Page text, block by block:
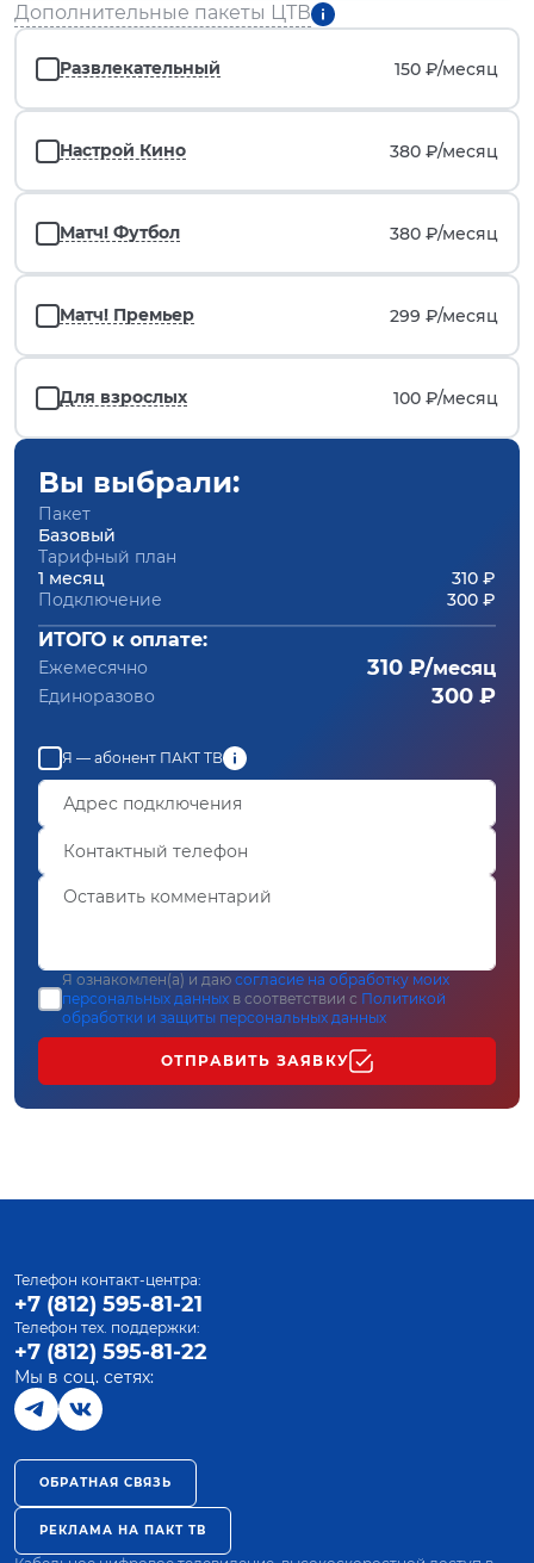
Дополнительные пакеты ЦТВ
Развлекательный 150 ₽/месяц
Настрой Кино 380 ₽/месяц
Матч! Футбол 380 ₽/месяц
Матч! Премьер 299 ₽/месяц
Для взрослых 100 ₽/месяц
Вы выбрали:
Пакет
Базовый
Тарифный план
1 месяц
310 ₽
Подключение
300 ₽
ИТОГО к оплате:
Ежемесячно 310 ₽/месяц
Единоразово 300 ₽
Я — абонент ПАКТ ТВ
Я ознакомлен(а) и даю согласие на обработку моих
персональных данных в соответствии с Политикой
обработки и защиты персональных данных
ОТПРАВИТЬ ЗАЯВКУ
Телефон контакт-центра:
+7 (812) 595-81-21
Телефон тех. поддержки:
+7 (812) 595-81-22
Мы в соц. сетях:
ОБРАТНАЯ СВЯЗЬ
РЕКЛАМА НА ПАКТ ТВ